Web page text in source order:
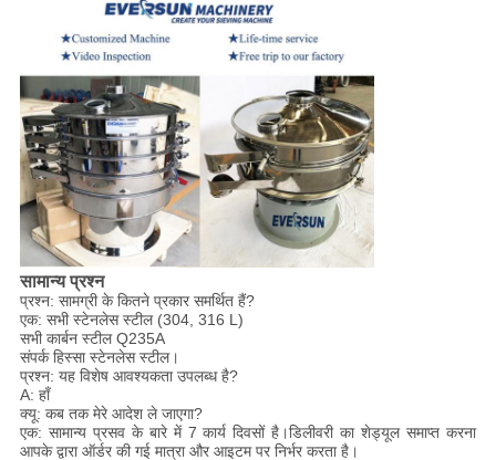
सामान्य प्रश्न
प्रश्न: सामग्री के कितने प्रकार समर्थित हैं?
एक: सभी स्टेनलेस स्टील (304, 316 L)
सभी कार्बन स्टील Q235A
संपर्क हिस्सा स्टेनलेस स्टील।
प्रश्न: यह विशेष आवश्यकता उपलब्ध है?
A: हाँ
क्यू: कब तक मेरे आदेश ले जाएगा?
एक: सामान्य प्रसव के बारे में 7 कार्य दिवसों है।डिलीवरी का शेड्यूल समाप्त करना
आपके द्वारा ऑर्डर की गई मात्रा और आइटम पर निर्भर करता है।